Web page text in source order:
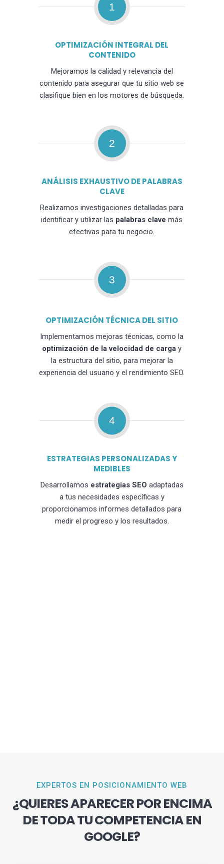
1
OPTIMIZACIÓN INTEGRAL DEL
CONTENIDO
Mejoramos la calidad y relevancia del
contenido para asegurar que tu sitio web se
clasifique bien en los motores de búsqueda.
2
ANÁLISIS EXHAUSTIVO DE PALABRAS
CLAVE
Realizamos investigaciones detalladas para
identificar y utilizar las palabras clave más
efectivas para tu negocio.
3
OPTIMIZACIÓN TÉCNICA DEL SITIO
Implementamos mejoras técnicas, como la
optimización de la velocidad de carga y
la estructura del sitio, para mejorar la
experiencia del usuario y el rendimiento SEO.
4
ESTRATEGIAS PERSONALIZADAS Y
MEDIBLES
Desarrollamos estrategias SEO adaptadas
a tus necesidades específicas y
proporcionamos informes detallados para
medir el progreso y los resultados.
EXPERTOS EN POSICIONAMIENTO WEB
¿QUIERES APARECER POR ENCIMA
DE TODA TU COMPETENCIA EN
GOOGLE?